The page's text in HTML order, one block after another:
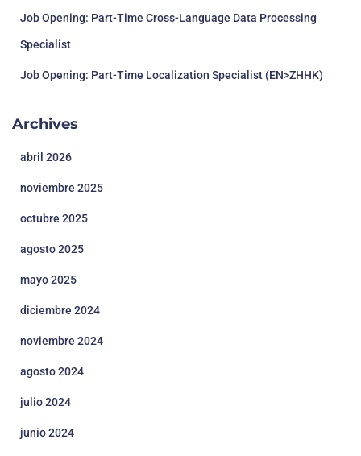
Job Opening: Part-Time Cross-Language Data Processing
Specialist
Job Opening: Part-Time Localization Specialist (EN>ZHHK)
Archives
abril 2026
noviembre 2025
octubre 2025
agosto 2025
mayo 2025
diciembre 2024
noviembre 2024
agosto 2024
julio 2024
junio 2024